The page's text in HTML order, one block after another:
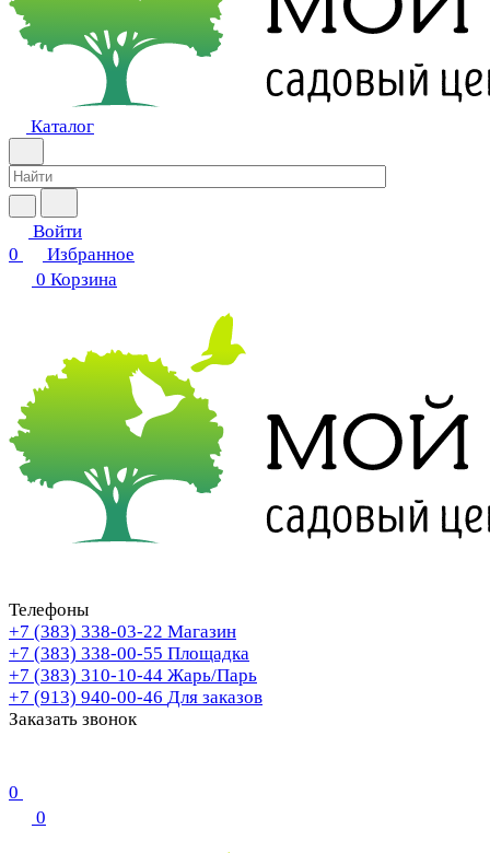
Каталог
Войти
0
Избранное
0 Корзина
Телефоны
+7 (383) 338-03-22 Магазин
+7 (383) 338-00-55 Площадка
+7 (383) 310-10-44 Жарь/Парь
+7 (913) 940-00-46 Для заказов
Заказать звонок
0
0